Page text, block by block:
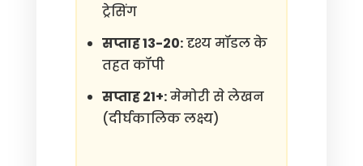
ट्रेसिंग
सप्ताह 13-20:दृश्य मॉडल के
तहत कॉपी
सप्ताह 21+:मेमोरी से लेखन
(दीर्घकालिक लक्ष्य)